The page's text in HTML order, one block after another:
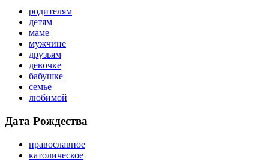
родителям
детям
маме
мужчине
друзьям
девочке
бабушке
семье
любимой
Дата Рождества
православное
католическое